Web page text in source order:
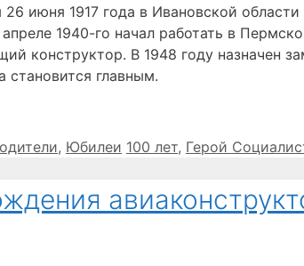
июня 1917 года в Ивановской
1940-го начал работать в
конструктор. В 1948 году назначен
главным.
, Юбилеи Метки
100 лет, Герой